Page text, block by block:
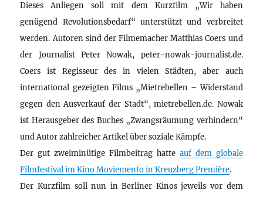
Dieses Anliegen soll mit dem Kurzfilm „Wir haben
genügend Revolutionsbedarf“ unterstützt und verbreitet
werden. Autoren sind der Filmemacher Matthias Coers und
der Journalist Peter Nowak, peter-nowak-journalist.de.
Coers ist Regisseur des in vielen Städten, aber auch
international gezeigten Films „Mietrebellen – Widerstand
gegen den Ausverkauf der Stadt“, mietrebellen.de. Nowak
ist Herausgeber des Buches „Zwangsräumung verhindern“
und Autor zahlreicher Artikel über soziale Kämpfe.
Der gut zweiminütige Filmbeitrag hatte auf dem globale
Filmfestival im Kino Moviemento in Kreuzberg Première.
Der Kurzfilm soll nun in Berliner Kinos jeweils vor dem